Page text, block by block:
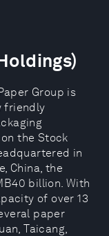
Group is
friendly
the Stock
in
China, the
billion. With
of over 13
paper
Taicang,